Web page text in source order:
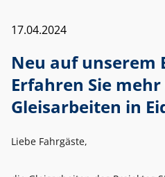
17.04.2024
Neu auf unserem
Erfahren Sie
Gleisarbeiten in
Liebe Fahrgäste,